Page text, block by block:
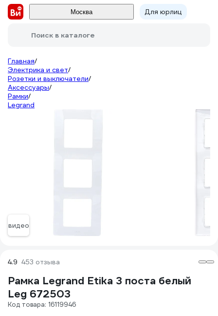
Москва Для юрлиц
Поиск в каталоге
Главная/
Электрика и свет/
Розетки и выключатели/
Аксессуары/
Рамки/
Legrand
видео
4.9 453 отзыва
Рамка Legrand Etika 3 поста белый
Leg 672503
Код товара: 16119946